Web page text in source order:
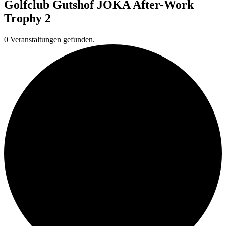
Golfclub Gutshof JOKA After-Work
Trophy 2
0 Veranstaltungen gefunden.